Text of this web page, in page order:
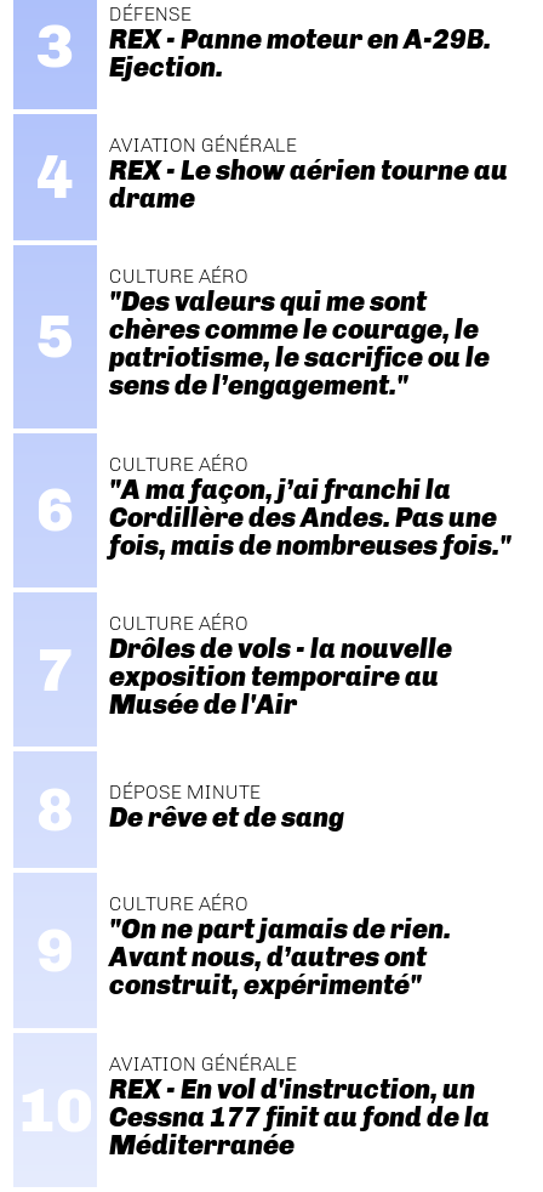
DÉFENSE
REX - Panne moteur en A-29B.
Ejection.
AVIATION GÉNÉRALE
REX - Le show aérien tourne au
drame
CULTURE AÉRO
"Des valeurs qui me sont
chères comme le courage, le
patriotisme, le sacrifice ou le
sens de l’engagement."
CULTURE AÉRO
"A ma façon, j’ai franchi la
Cordillère des Andes. Pas une
fois, mais de nombreuses fois."
CULTURE AÉRO
Drôles de vols - la nouvelle
exposition temporaire au
Musée de l'Air
DÉPOSE MINUTE
De rêve et de sang
CULTURE AÉRO
"On ne part jamais de rien.
Avant nous, d’autres ont
construit, expérimenté"
AVIATION GÉNÉRALE
REX - En vol d'instruction, un
Cessna 177 finit au fond de la
Méditerranée